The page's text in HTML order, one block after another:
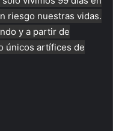
riesgo nuestras vidas.
y a partir de
únicos artífices de